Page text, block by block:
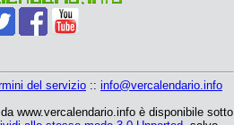
del servizio :: info@vercalendario.info
www.vercalendario.info è disponibile sotto